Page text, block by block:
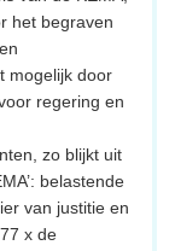
het begraven
mogelijk door
regering en
zo blijkt uit
belastende
van justitie en
x de